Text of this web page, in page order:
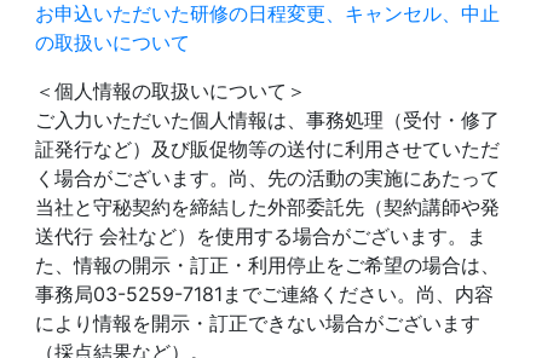
お申込いただいた研修の日程変更、キャンセル、中止
の取扱いについて
＜個人情報の取扱いについて＞
ご入力いただいた個人情報は、事務処理（受付・修了
証発行など）及び販促物等の送付に利用させていただ
く場合がございます。尚、先の活動の実施にあたって
当社と守秘契約を締結した外部委託先（契約講師や発
送代行 会社など）を使用する場合がございます。ま
た、情報の開示・訂正・利用停止をご希望の場合は、
事務局03-5259-7181までご連絡ください。尚、内容
により情報を開示・訂正できない場合がございます
（採点結果など）。